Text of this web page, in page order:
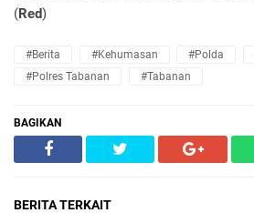
(Red)
#Berita #Kehumasan #Polda
#Polres Tabanan
#Tabanan
BAGIKAN
BERITA TERKAIT